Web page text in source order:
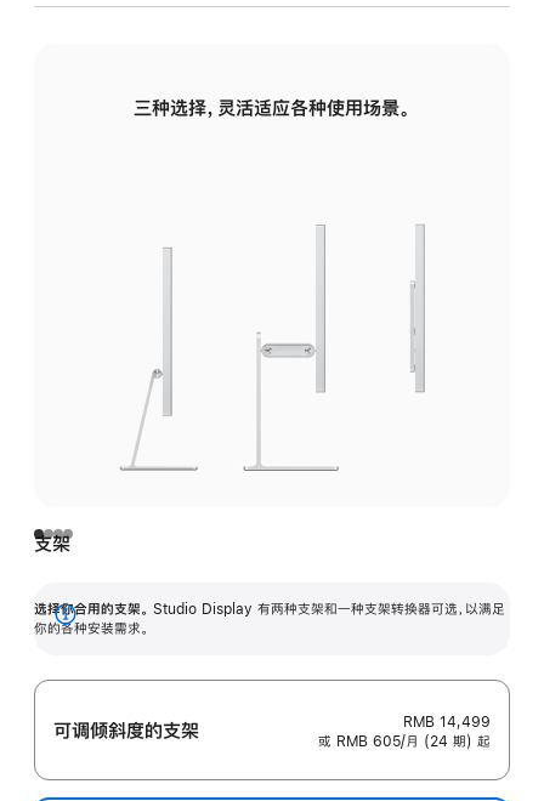
三种选择，灵活适应各种使用场景。
支架
选择你合用的支架。 Studio Display 有两种支架和一种支架转换器可选，以满足
你的各种安装需求。
展
可调倾斜度的支架
RMB 14,499
或 RMB 605/月 (24 期) 起